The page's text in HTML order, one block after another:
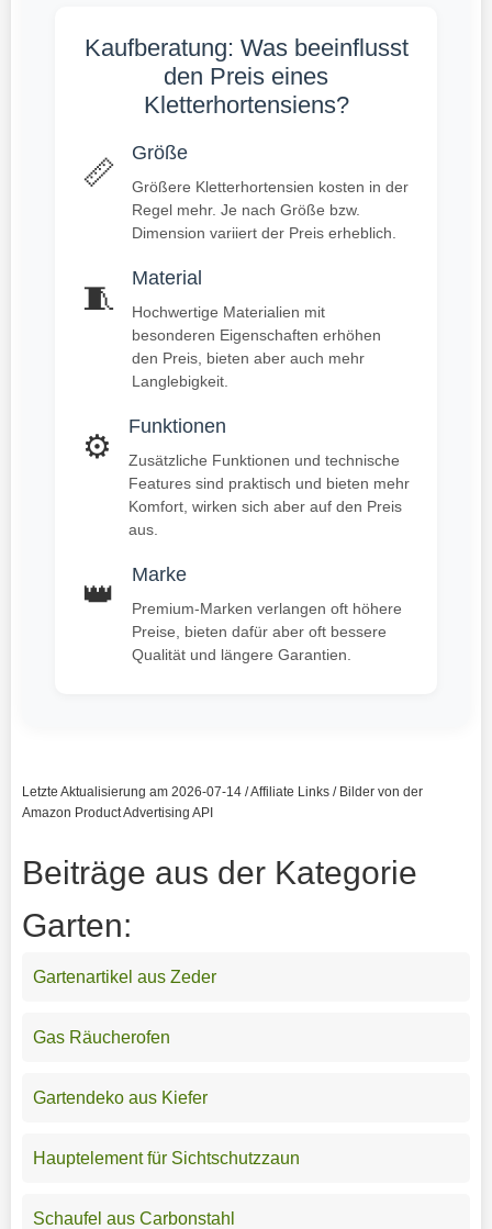
Kaufberatung: Was beeinflusst
den Preis eines
Kletterhortensiens?
📏
Größe
Größere Kletterhortensien kosten in der
Regel mehr. Je nach Größe bzw.
Dimension variiert der Preis erheblich.
🧵
Material
Hochwertige Materialien mit
besonderen Eigenschaften erhöhen
den Preis, bieten aber auch mehr
Langlebigkeit.
⚙️
Funktionen
Zusätzliche Funktionen und technische
Features sind praktisch und bieten mehr
Komfort, wirken sich aber auf den Preis
aus.
👑
Marke
Premium-Marken verlangen oft höhere
Preise, bieten dafür aber oft bessere
Qualität und längere Garantien.
Letzte Aktualisierung am 2026-07-14 / Affiliate Links / Bilder von der
Amazon Product Advertising API
Beiträge aus der Kategorie
Garten:
Gartenartikel aus Zeder
Gas Räucherofen
Gartendeko aus Kiefer
Hauptelement für Sichtschutzzaun
Schaufel aus Carbonstahl